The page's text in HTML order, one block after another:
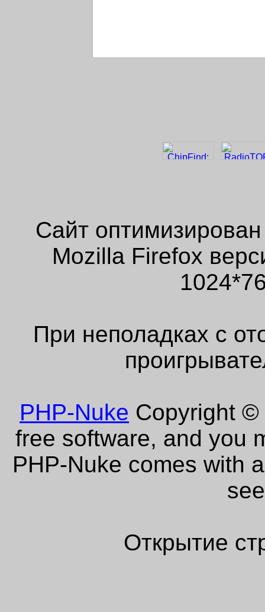
Сайт
Mozilla Firefox
При неполадках с
PHP-Nuke Copyright ©
free software, and you
PHP-Nuke comes with
Открытие